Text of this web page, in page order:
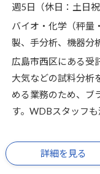
週5日（休日：土日祝
バイオ・化学（秤量
製、手分析、機器分
広島市西区にある受
大気などの試料分析
める業務のため、ブ
す。WDBスタッフも
詳細を見る